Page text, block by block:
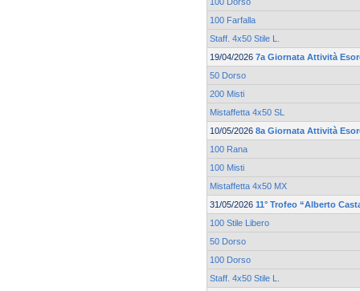
100 Farfalla
Staff. 4x50 Stile L.
19/04/2026 7a Giornata Attività
50 Dorso
200 Misti
Mistaffetta 4x50 SL
10/05/2026 8a Giornata Attività
100 Rana
100 Misti
Mistaffetta 4x50 MX
31/05/2026 11° Trofeo “Alberto
100 Stile Libero
50 Dorso
100 Dorso
Staff. 4x50 Stile L.